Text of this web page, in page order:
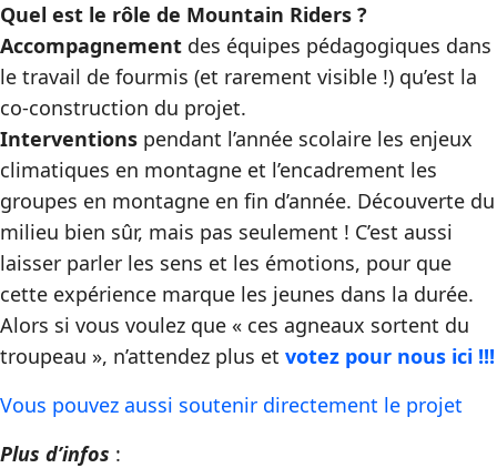
Quel est le rôle de Mountain Riders ?
Accompagnement des équipes pédagogiques dans
le travail de fourmis (et rarement visible !) qu’est la
co-construction du projet.
Interventions pendant l’année scolaire les enjeux
climatiques en montagne et l’encadrement les
groupes en montagne en fin d’année. Découverte du
milieu bien sûr, mais pas seulement ! C’est aussi
laisser parler les sens et les émotions, pour que
cette expérience marque les jeunes dans la durée.
Alors si vous voulez que « ces agneaux sortent du
troupeau », n’attendez plus et votez pour nous ici !!!
Vous pouvez aussi soutenir directement le projet
Plus d’infos :